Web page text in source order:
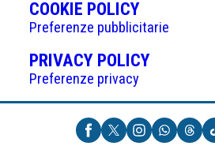
COOKIE POLICY(APRE
IN
UNA
NUOVA
Preferenze pubblicitarie
PRIVACY POLICY(APRE
UNA
NUOVA
SCHEDA)
Preferenze privacy